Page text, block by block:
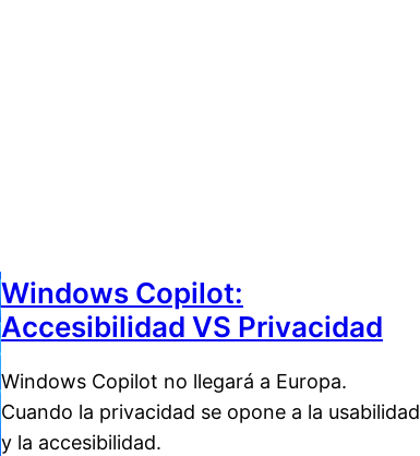
Windows Copilot:
Accesibilidad VS Privacidad
Windows Copilot no llegará a Europa.
Cuando la privacidad se opone a la usabilidad
y la accesibilidad.